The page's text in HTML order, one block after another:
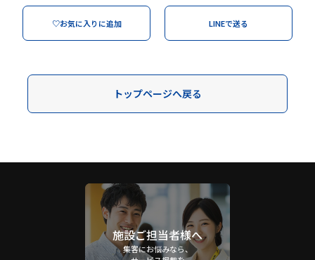
♡お気に入りに追加 LINEで送る
トップページへ戻る
施設ご担当者様へ
集客にお悩みなら、